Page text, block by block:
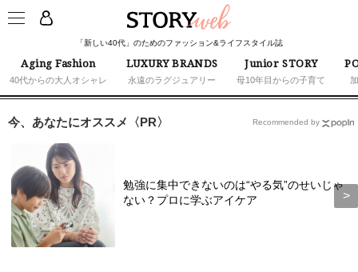
「新しい40代」のためのファッション&ライフスタイル誌
Aging Fashion
40代からの大人オシャレ
LUXURY BRANDS
永遠のラグジュアリー
Junior STORY
母10年目からの子育て
今、あなたにオススメ〈PR〉
勉強に集中できないのは“やる気”のせいじゃ
ない？プロに学ぶアイケア
Recommended by